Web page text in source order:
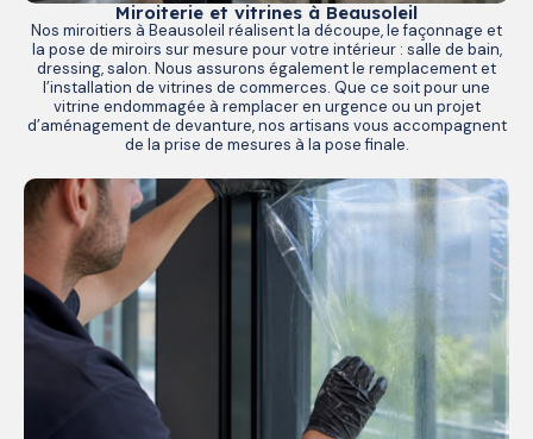
Miroiterie et vitrines à Beausoleil
Nos miroitiers à Beausoleil réalisent la découpe, le façonnage et
la pose de miroirs sur mesure pour votre intérieur : salle de bain,
dressing, salon. Nous assurons également le remplacement et
l’installation de vitrines de commerces. Que ce soit pour une
vitrine endommagée à remplacer en urgence ou un projet
d’aménagement de devanture, nos artisans vous accompagnent
de la prise de mesures à la pose finale.